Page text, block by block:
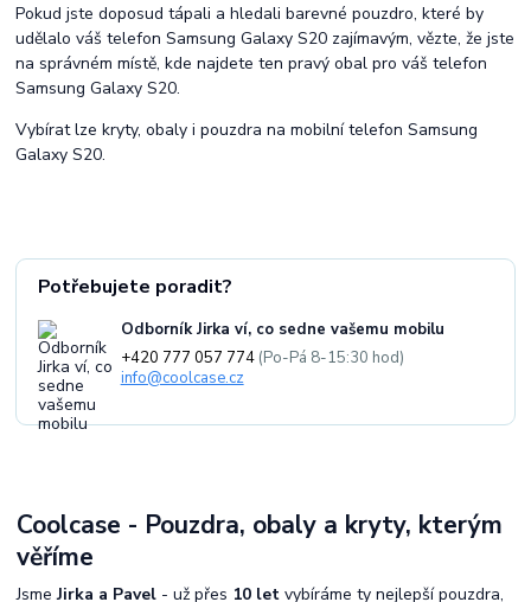
Potřebujete poradit?
Odborník Jirka ví, co sedne vašemu mobilu
+420 777 057 774 (Po-Pá 8-15:30 hod)
info@coolcase.cz
Pokud jste doposud tápali a hledali barevné pouzdro, které by
udělalo váš telefon Samsung Galaxy S20 zajímavým, vězte, že jste
na správném místě, kde najdete ten pravý obal pro váš telefon
Samsung Galaxy S20.
Vybírat lze kryty, obaly i pouzdra na mobilní telefon Samsung
Galaxy S20.
Coolcase - Pouzdra, obaly a kryty, kterým
věříme
JsmeJirka a Pavel - už přes 10 let vybíráme ty nejlepší pouzdra,